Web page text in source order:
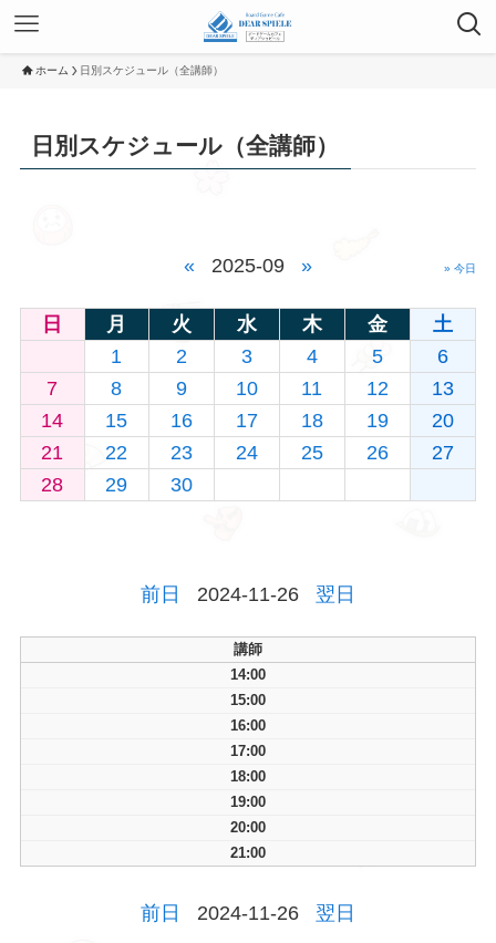
ホーム 日別スケジュール（全講師）
日別スケジュール（全講師）
« 2025-09 » » 今日
日 月 火 水 木 金
土
1
2 3 4 5
6
7
8 9 10 11 12
13
14
15 16 17 18 19
20
21
22 23 24 25 26
27
28
29 30
前日 2024-11-26 翌日
講師
14:00
15:00
16:00
17:00
18:00
19:00
20:00
21:00
前日 2024-11-26 翌日